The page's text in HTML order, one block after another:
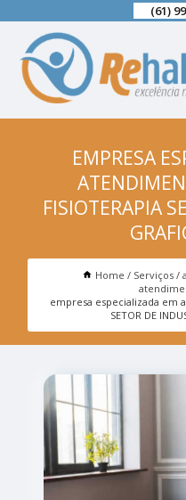
(61)
EMPRESA
FISIOTERAPIA
Home Serviços
empresa especializada em
SETOR DE